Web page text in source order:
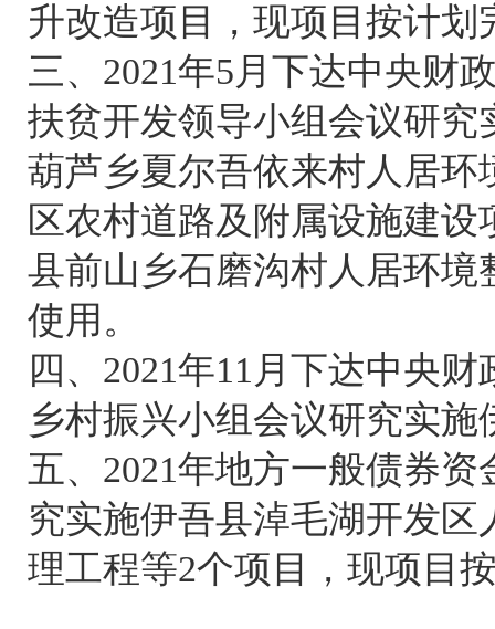
升改造项目，现项目按计划
三、2021年5月下达中央财
扶贫开发领导小组会议研
葫芦乡夏尔吾依来村人居
区农村道路及附属设施建
县前山乡石磨沟村人居环
使用。
四、2021年11月下达中央
乡村振兴小组会议研究实
五、2021年地方一般债券
究实施伊吾县淖毛湖开发
理工程等2个项目，现项目